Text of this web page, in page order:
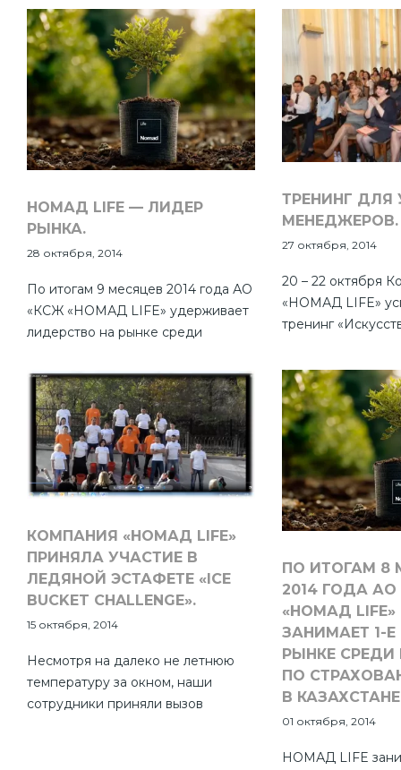
«Твой шанс. Выиграй поездку в
Диснейлэнд». Розыгрыш главного
приза, дополнительных и
поощрительных призов состоится
14 декабря 2014 года в г. Алматы
на территории КЦДС «Атакент» в
11-00.
даты не случаен
введением в
1993 года
национальной
тенге.
НОМАД LIFE — ЛИДЕР
РЫНКА.
28 октября, 2014
По итогам 9 месяцев 2014 года АО
«КСЖ «НОМАД LIFE» удерживает
лидерство на рынке среди
Казахстане.
ТРЕНИНГ
МЕНЕДЖЕРОВ.
27 октября, 2014
20 – 22 октября
«НОМАД LIFE»
тренинг
тренинге были
менеджеры и
показателями, со
Компании. Для
мероприятия
специалист из
Семин - тренер
КОМПАНИЯ «НОМАД LIFE»
ПРИНЯЛА УЧАСТИЕ В
ЛЕДЯНОЙ ЭСТАФЕТЕ «ICE
BUCKET CHALLENGE».
15 октября, 2014
Несмотря на далеко не летнюю
температуру за окном, наши
сотрудники приняли вызов
ПО ИТОГАМ 8
2014 ГОДА
«НОМАД
ЗАНИМАЕТ 1-
РЫНКЕ
ПО
В
01 октября, 2014
НОМАД LIFE